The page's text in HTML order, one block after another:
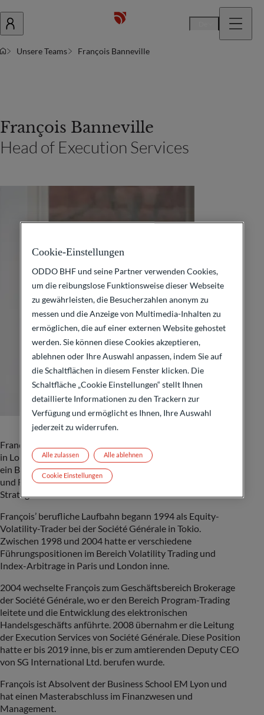
Unsere Teams François Banneville
François Banneville
Head of Execution Services
François Banneville ist Head of Execution Services mit Sitz
in London. Bevor er 2024 zur Gruppe stieß, leitete François
ein Beratungsunternehmen, das Banken, Broker, Börsen
und Fintechs hinsichtlich ihrer Handels- und Execution-
Strategien beratet.
François’ berufliche Laufbahn begann 1994 als Equity-
Volatility-Trader bei der Société Générale in Tokio.
Zwischen 1998 und 2004 hatte er verschiedene
Führungspositionen im Bereich Volatility Trading und
Index-Arbitrage in Paris und London inne.
2004 wechselte François zum Geschäftsbereich Brokerage
der Société Générale, wo er den Bereich Program-Trading
leitete und die Entwicklung des elektronischen
Handelsgeschäfts anführte. 2008 übernahm er die Leitung
der Execution Services von Société Générale. Diese Position
hatte er bis 2019 inne, bis er zum amtierenden Deputy CEO
von SG International Ltd. berufen wurde.
François ist Absolvent der Business School EM Lyon und
hat einen Masterabschluss im Finanzwesen und
Management.
Cookie-Einstellungen
ODDO BHF und seine Partner verwenden Cookies,
um die reibungslose Funktionsweise dieser Webseite
zu gewährleisten, die Besucherzahlen anonym zu
messen und die Anzeige von Multimedia-Inhalten zu
ermöglichen, die auf einer externen Website gehostet
werden. Sie können diese Cookies akzeptieren,
ablehnen oder Ihre Auswahl anpassen, indem Sie auf
die Schaltflächen in diesem Fenster klicken. Die
Schaltfläche „Cookie Einstellungen“ stellt Ihnen
detaillierte Informationen zu den Trackern zur
Verfügung und ermöglicht es Ihnen, Ihre Auswahl
jederzeit zu widerrufen.
Alle ablehnen
Alle zulassen
Cookie Einstellungen